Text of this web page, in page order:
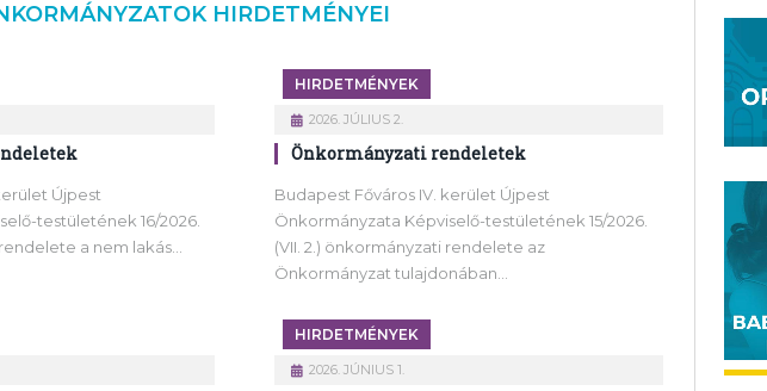
HIRDETMÉNYEI
Újpest
testületének 16/2026.
a nem lakás…
HIRDETMÉNYEK
2026. JÚLIUS 2.
Önkormányzati rendeletek
Budapest Főváros IV. kerület Újpest
Önkormányzata Képviselő-testületének 15/2026.
(VII. 2.) önkormányzati rendelete az
Önkormányzat tulajdonában…
HIRDETMÉNYEK
2026. JÚNIUS 1.